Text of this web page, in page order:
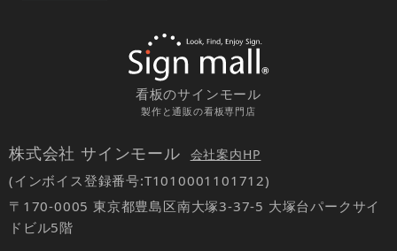
看板のサインモール
製作と通販の看板専門店
株式会社 サインモール 会社案内HP
(インボイス登録番号:T1010001101712)
〒170-0005 東京都豊島区南大塚3-37-5 大塚台パークサイ
ドビル5階